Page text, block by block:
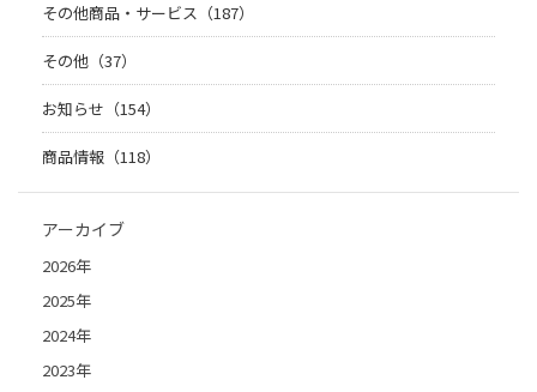
その他商品・サービス（187）
その他（37）
お知らせ（154）
商品情報（118）
アーカイブ
2026年
2025年
2024年
2023年